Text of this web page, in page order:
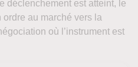
déclenchement est atteint, le
au marché vers la
où l’instrument est